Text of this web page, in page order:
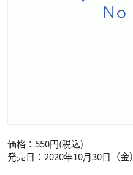
価格：550円(税込)
発売日：2020年10月30日（金）